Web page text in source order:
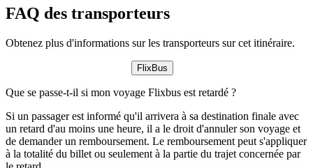
FAQ des transporteurs
Obtenez plus d'informations sur les transporteurs sur cet itinéraire.
FlixBus
Que se passe-t-il si mon voyage Flixbus est retardé ?
Si un passager est informé qu'il arrivera à sa destination finale avec
un retard d'au moins une heure, il a le droit d'annuler son voyage et
de demander un remboursement. Le remboursement peut s'appliquer
à la totalité du billet ou seulement à la partie du trajet concernée par